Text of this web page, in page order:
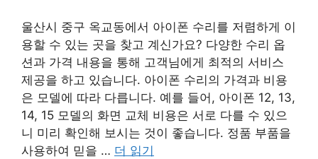
울산시 중구 옥교동에서 아이폰 수리를 저렴하게 이
용할 수 있는 곳을 찾고 계신가요? 다양한 수리 옵
션과 가격 내용을 통해 고객님에게 최적의 서비스
제공을 하고 있습니다. 아이폰 수리의 가격과 비용
은 모델에 따라 다릅니다. 예를 들어, 아이폰 12, 13,
14, 15 모델의 화면 교체 비용은 서로 다를 수 있으
니 미리 확인해 보시는 것이 좋습니다. 정품 부품을
사용하여 믿을 … 더 읽기